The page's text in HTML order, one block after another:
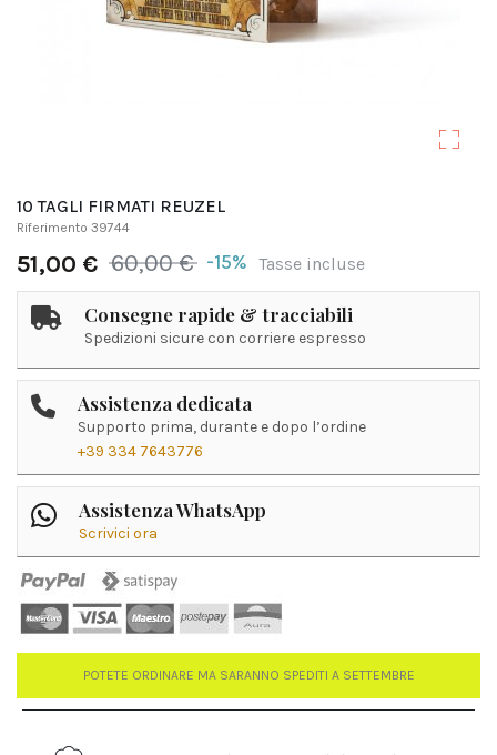
10 TAGLI FIRMATI REUZEL
Riferimento 39744
51,00 € 60,00 € -15% Tasse incluse
POTETE ORDINARE MA SARANNO SPEDITI A SETTEMBRE
Consegne rapide & tracciabili
Spedizioni sicure con corriere espresso
Assistenza dedicata
Supporto prima, durante e dopo l’ordine
+39 334 7643776
Assistenza WhatsApp
Scrivici ora